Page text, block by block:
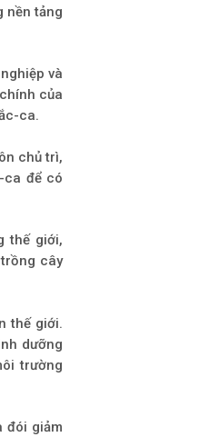
nền tảng
và
của
ca.
chủ trì,
ca để có
thế giới,
cây
thế giới.
dưỡng
trường
đói giảm